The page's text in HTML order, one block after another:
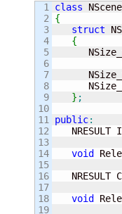
1
2
3
4
5
6
7
8
9
10
11
12
13
14
15
16
17
18
19
class
{
struct
{
} ;
public:
NRESULT
void
NRESULT
void